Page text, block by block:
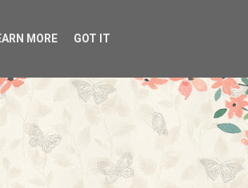
MORE GOT IT